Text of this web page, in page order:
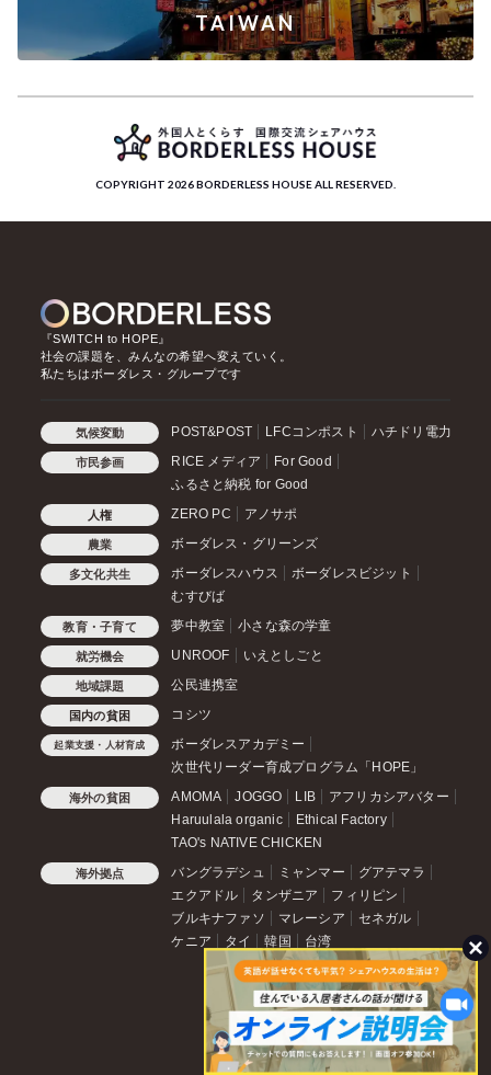
TAIWAN
COPYRIGHT 2026 BORDERLESS HOUSE ALL RESERVED.
『SWITCH to HOPE』
社会の課題を、みんなの希望へ変えていく。
私たちはボーダレス・グループです
気候変動 POST&POST LFCコンポスト ハチドリ電力
市民参画 RICE メディア
For Good
ふるさと納税 for Good
人権 ZERO PC アノサポ
農業 ボーダレス・グリーンズ
多文化共生 ボーダレスハウス
ボーダレスビジット
むすびば
教育・子育て 夢中教室 小さな森の学童
就労機会 UNROOF いえとしごと
地域課題 公民連携室
国内の貧困 コシツ
起業支援・人材育成
ボーダレスアカデミー
次世代リーダー育成プログラム「HOPE」
海外の貧困 AMOMA JOGGO LIB
アフリカシアバター
Haruulala organic
Ethical Factory
TAO's NATIVE CHICKEN
海外拠点 バングラデシュ ミャンマー
グアテマラ
エクアドル
タンザニア
フィリピン
ブルキナファソ
マレーシア
セネガル
ケニア
タイ 韓国 台湾